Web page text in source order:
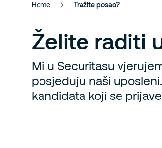
Home Tražite posao?
Želite raditi
Mi u Securitasu
posjeduju naši
kandidata koji se